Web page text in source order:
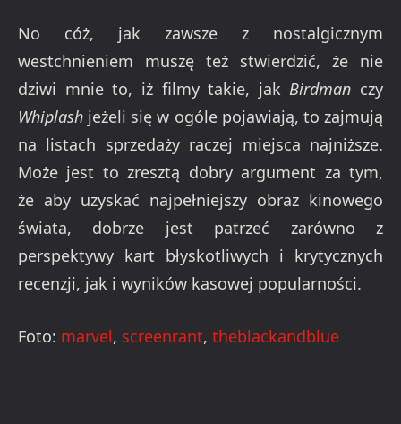
No cóż, jak zawsze z nostalgicznym
westchnieniem muszę też stwierdzić, że nie
dziwi mnie to, iż filmy takie, jakBirdman czy
Whiplash jeżeli się w ogóle pojawiają, to zajmują
na listach sprzedaży raczej miejsca najniższe.
Może jest to zresztą dobry argument za tym,
że aby uzyskać najpełniejszy obraz kinowego
świata, dobrze jest patrzeć zarówno z
perspektywy kart błyskotliwych i krytycznych
recenzji, jak i wyników kasowej popularności.
Foto: marvel, screenrant, theblackandblue